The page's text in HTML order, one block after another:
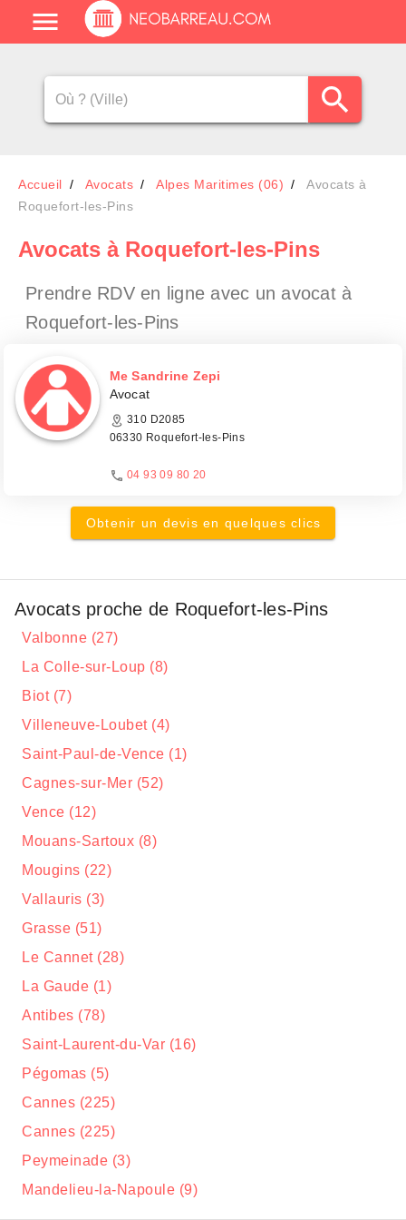
Accueil Avocats Alpes Maritimes (06)
Avocats à
Roquefort-les-Pins
Avocats à Roquefort-les-Pins
Prendre RDV en ligne avec un avocat à
Roquefort-les-Pins
Me Sandrine Zepi
Avocat
310 D2085
06330 Roquefort-les-Pins
04 93 09 80 20
Obtenir un devis en quelques clics
Avocats proche de Roquefort-les-Pins
Valbonne (27)
La Colle-sur-Loup (8)
Biot (7)
Villeneuve-Loubet (4)
Saint-Paul-de-Vence (1)
Cagnes-sur-Mer (52)
Vence (12)
Mouans-Sartoux (8)
Mougins (22)
Vallauris (3)
Grasse (51)
Le Cannet (28)
La Gaude (1)
Antibes (78)
Saint-Laurent-du-Var (16)
Pégomas (5)
Cannes (225)
Cannes (225)
Peymeinade (3)
Mandelieu-la-Napoule (9)